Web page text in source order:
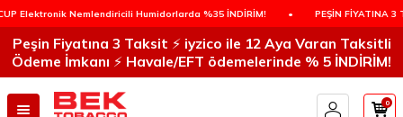
Elektronik Nemlendiricili Humidorlarda %35 İNDİRİM! PEŞİN FİYATINA 3
Peşin Fiyatına 3 Taksit ⚡️ iyzico ile 12 Aya Varan Taksitli
Ödeme İmkanı ⚡️ Havale/EFT ödemelerinde % 5 İNDİRİM!
0